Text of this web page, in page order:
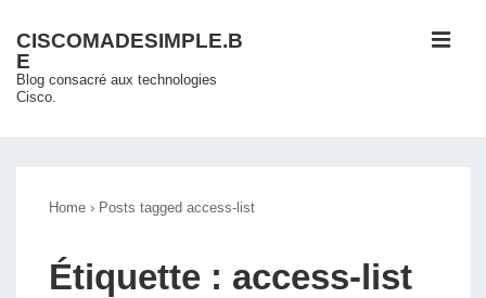
passer
au
contenu
CISCOMADESIMPLE.B
E
Blog consacré aux technologies
Cisco.
Home › Posts tagged access-list
Étiquette : access-list